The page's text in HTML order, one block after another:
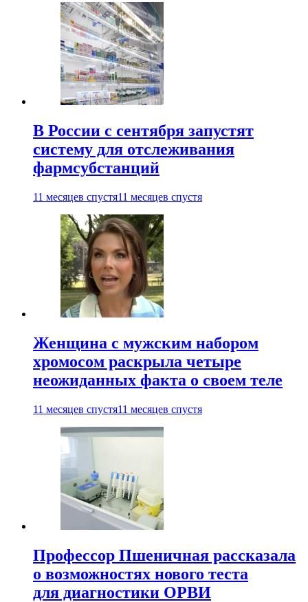
В России с сентября запустят
систему для отслеживания
фармсубстанций
11 месяцев спустя11 месяцев спустя
Женщина с мужским набором
хромосом раскрыла четыре
неожиданных факта о своем теле
11 месяцев спустя11 месяцев спустя
Профессор Пшеничная рассказала
о возможностях нового теста
для диагностики ОРВИ